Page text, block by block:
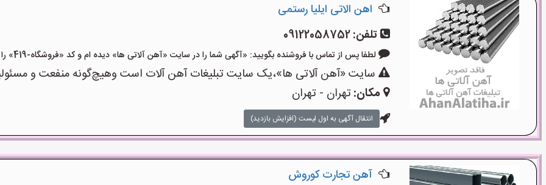
اهن الاتی ایلیا رستمی
تلفن:09122058752
لطفا پس از تماس با فروشنده بگویید: «آگهی شما را در سایت «آهن آلاتی ها» دیده ام و کد «فروشگاه-419» را اعلام کنید»
سایت «آهن آلاتی ها»،یک سایت تبلیغات آهن آلات است وهیچ‌گونه منفعت و
مکان:تهران - تهران
انتقال آگهی به اول لیست (افزایش بازدید)
آهن تجارت کوروش